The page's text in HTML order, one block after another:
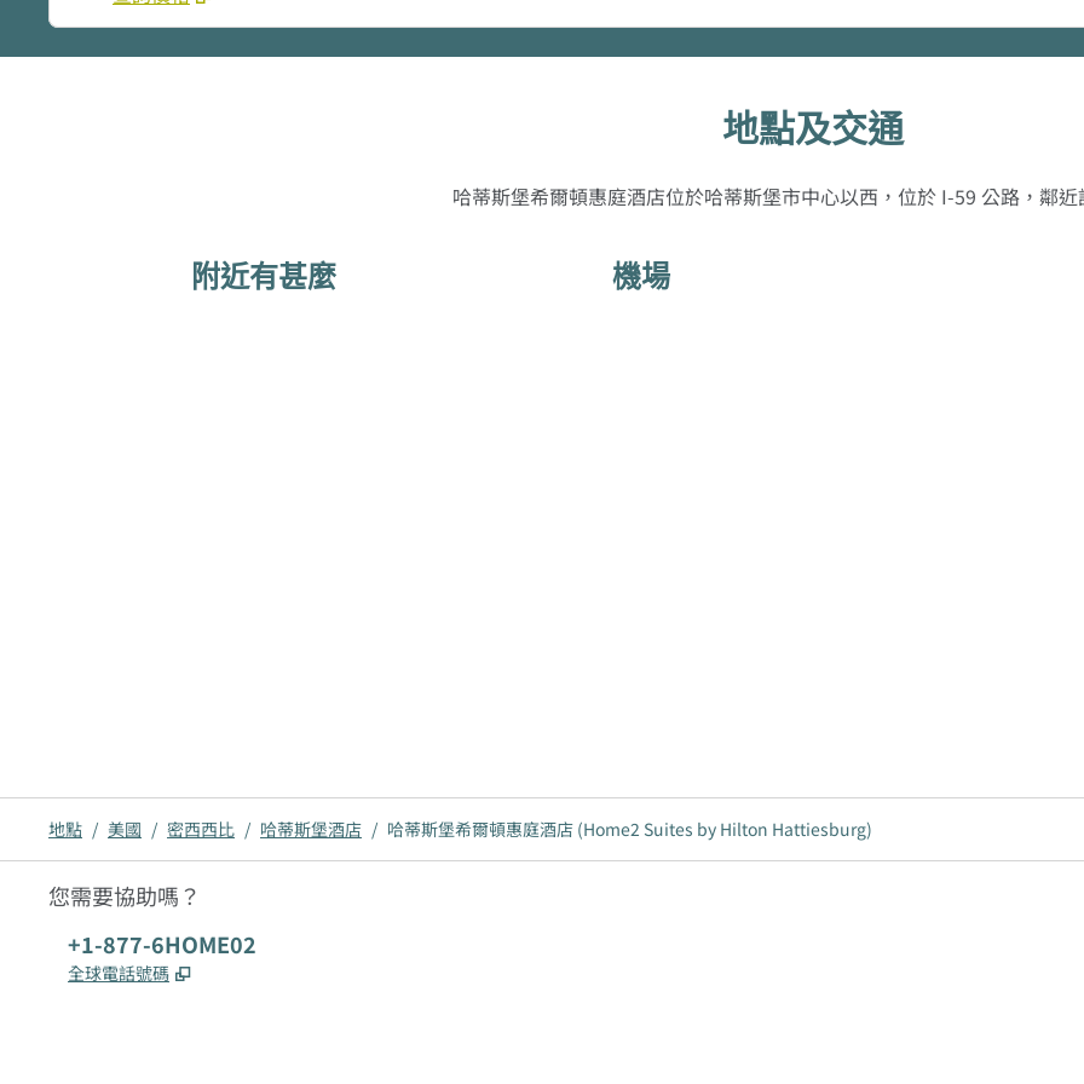
地點及交通
哈蒂斯堡希爾頓惠庭酒店位於哈蒂斯堡市中心以西，位於 I-59 公路，鄰近
附近有甚麼 機場
地點 / 美國 / 密西西比 / 哈蒂斯堡酒店 / 哈蒂斯堡希爾頓惠庭酒店 (Home2 Suites by Hilton Hattiesburg)
您需要協助嗎？
電話：
+1-877-6HOME02
全球電話號碼 ,